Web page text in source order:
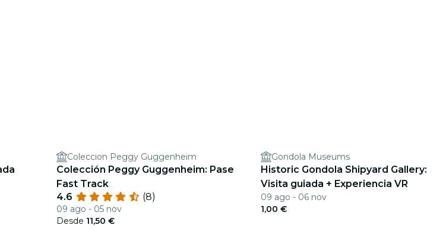
Coleccion Peggy Guggenheim
Colección Peggy Guggenheim: Pase
Fast Track
4.6
(8)
09 ago - 05 nov
Desde 11,50 €
Gondola Museums
Historic Gondola Shipyard Gallery:
Visita guiada + Experiencia VR
09 ago - 06 nov
1,00 €